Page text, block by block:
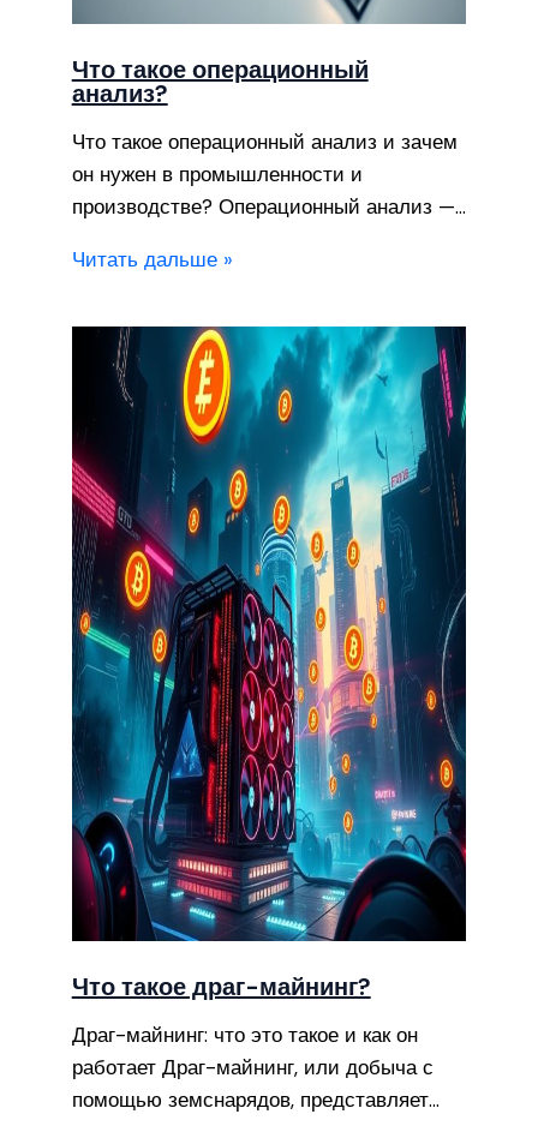
Что такое операционный
анализ?
Что такое операционный анализ и зачем
он нужен в промышленности и
производстве? Операционный анализ —…
Читать дальше »
Что такое драг-майнинг?
Драг-майнинг: что это такое и как он
работает Драг-майнинг, или добыча с
помощью земснарядов, представляет…